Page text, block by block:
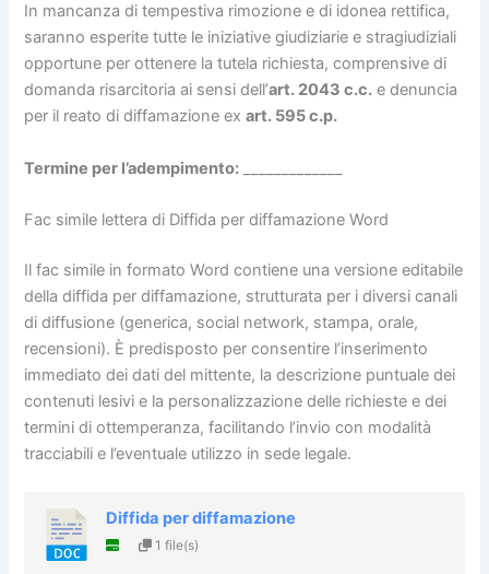
In mancanza di tempestiva rimozione e di idonea rettifica,
saranno esperite tutte le iniziative giudiziarie e stragiudiziali
opportune per ottenere la tutela richiesta, comprensive di
domanda risarcitoria ai sensi dell’art. 2043 c.c. e denuncia
per il reato di diffamazione exart. 595 c.p.
Termine per l’adempimento:
Fac simile lettera di Diffida per diffamazione​ Word
Il fac simile in formato Word contiene una versione editabile
della diffida per diffamazione, strutturata per i diversi canali
di diffusione (generica, social network, stampa, orale,
recensioni). È predisposto per consentire l’inserimento
immediato dei dati del mittente, la descrizione puntuale dei
contenuti lesivi e la personalizzazione delle richieste e dei
termini di ottemperanza, facilitando l’invio con modalità
tracciabili e l’eventuale utilizzo in sede legale.
Diffida per diffamazione​
1 file(s)